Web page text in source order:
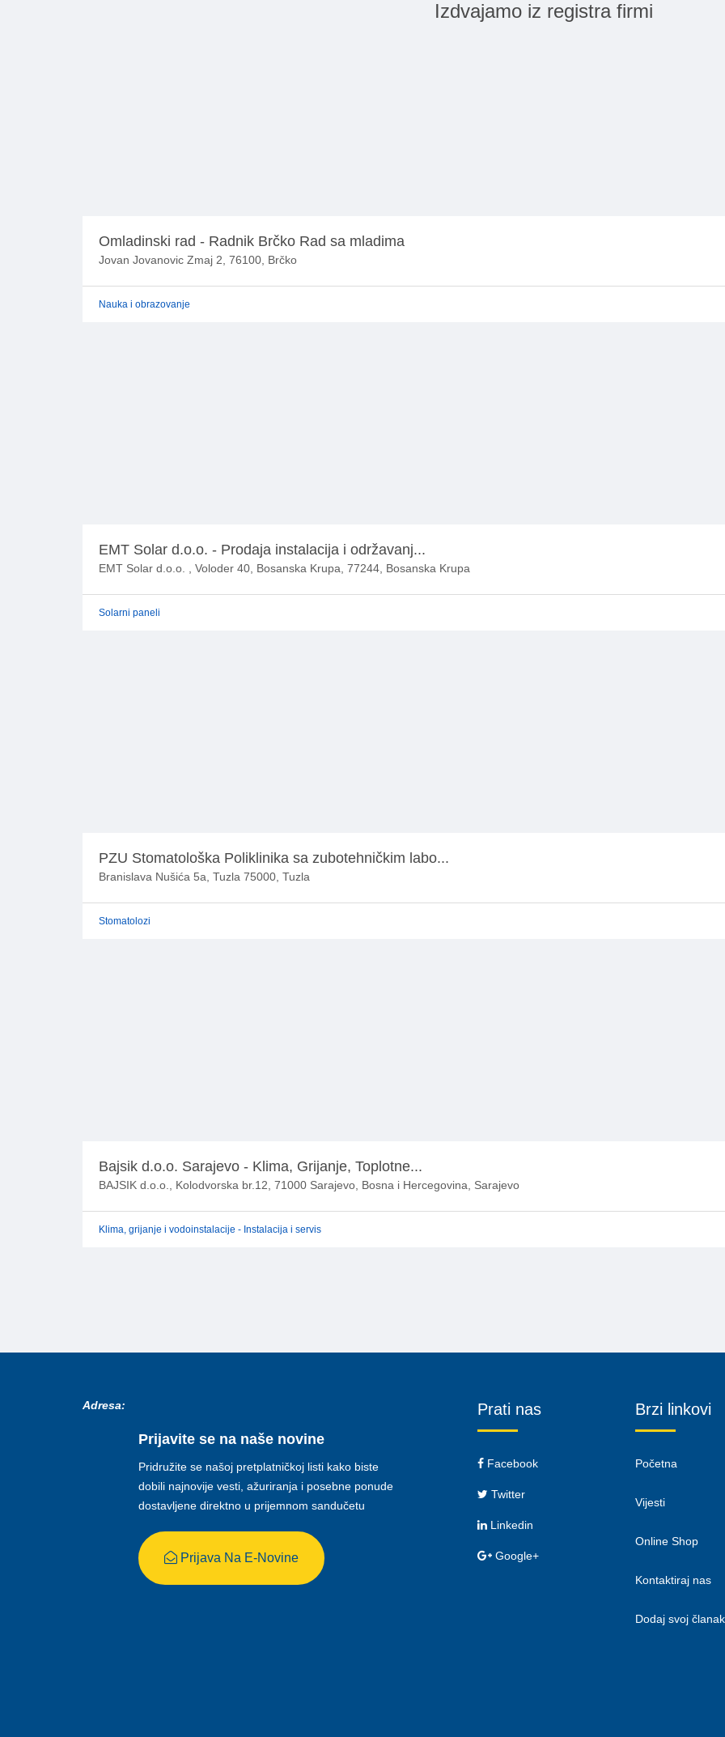
Izdvajamo iz registra firmi
Omladinski rad - Radnik Brčko Rad sa mladima
Jovan Jovanovic Zmaj 2, 76100, Brčko
Nauka i obrazovanje
EMT Solar d.o.o. - Prodaja instalacija i održavanj...
EMT Solar d.o.o. , Voloder 40, Bosanska Krupa, 77244, Bosanska Krupa
Solarni paneli
PZU Stomatološka Poliklinika sa zubotehničkim labo...
Branislava Nušića 5a, Tuzla 75000, Tuzla
Stomatolozi
Bajsik d.o.o. Sarajevo - Klima, Grijanje, Toplotne...
BAJSIK d.o.o., Kolodvorska br.12, 71000 Sarajevo, Bosna i Hercegovina, Sarajevo
Klima, grijanje i vodoinstalacije - Instalacija i servis
Adresa:
Prijavite se na naše novine
Pridružite se našoj pretplatničkoj listi kako biste
dobili najnovije vesti, ažuriranja i posebne ponude
dostavljene direktno u prijemnom sandučetu
Prijava Na E-Novine
Prati nas
Facebook
Twitter
Linkedin
Google+
Brzi linkovi
Početna
Vijesti
Online Shop
Kontaktiraj nas
Dodaj svoj članak